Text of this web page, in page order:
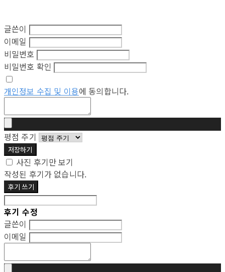
글쓴이
이메일
비밀번호
비밀번호 확인
개인정보 수집 및 이용에 동의합니다.
평점 주기
저장하기
사진 후기만 보기
작성된 후기가 없습니다.
후기 쓰기
후기 수정
글쓴이
이메일